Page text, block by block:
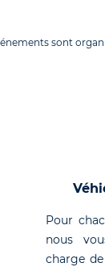
sont
Pour
nous
charge